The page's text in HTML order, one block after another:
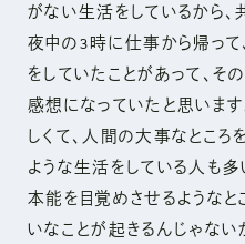
がない生活をしているから、
夜中の3時に仕事から帰っ
をしていたことがあって、そ
感想になっていたと思いま
しくて、人間の大事なとこ
ような生活をしている人も
本能を目覚めさせるようなと
いなことが起きるんじゃない